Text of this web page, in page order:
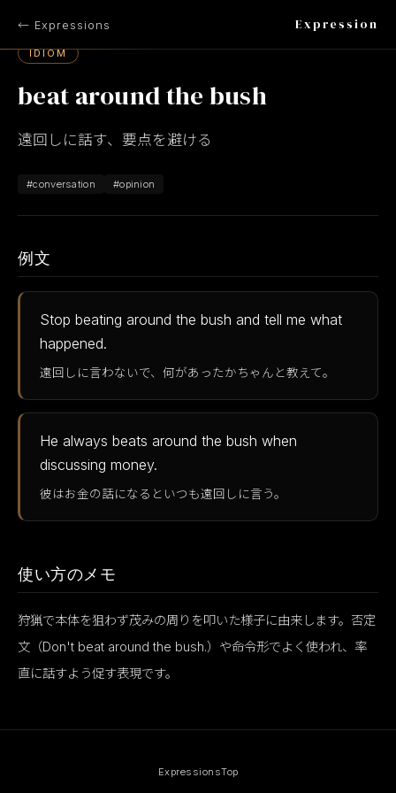
← Expressions Expression
IDIOM
beat around the bush
遠回しに話す、要点を避ける
#conversation #opinion
例文
Stop beating around the bush and tell me what
happened.
遠回しに言わないで、何があったかちゃんと教えて。
He always beats around the bush when
discussing money.
彼はお金の話になるといつも遠回しに言う。
使い方のメモ
狩猟で本体を狙わず茂みの周りを叩いた様子に由来します。否定
文（Don't beat around the bush.）や命令形でよく使われ、率
直に話すよう促す表現です。
ExpressionsTop